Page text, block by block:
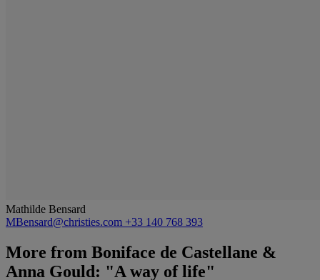
Mathilde Bensard
MBensard@christies.com +33 140 768 393
More from Boniface de Castellane &
Anna Gould: "A way of life"